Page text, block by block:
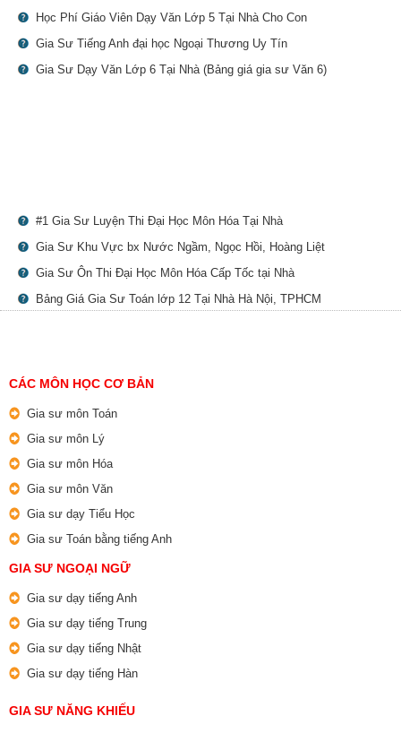
Học Phí Giáo Viên Dạy Văn Lớp 5 Tại Nhà Cho Con
Gia Sư Tiếng Anh đại học Ngoại Thương Uy Tín
Gia Sư Dạy Văn Lớp 6 Tại Nhà (Bảng giá gia sư Văn 6)
#1 Gia Sư Luyện Thi Đại Học Môn Hóa Tại Nhà
Gia Sư Khu Vực bx Nước Ngầm, Ngọc Hồi, Hoàng Liệt
Gia Sư Ôn Thi Đại Học Môn Hóa Cấp Tốc tại Nhà
Bảng Giá Gia Sư Toán lớp 12 Tại Nhà Hà Nội, TPHCM
CÁC MÔN HỌC CƠ BẢN
Gia sư môn Toán
Gia sư môn Lý
Gia sư môn Hóa
Gia sư môn Văn
Gia sư dạy Tiểu Học
Gia sư Toán bằng tiếng Anh
GIA SƯ NGOẠI NGỮ
Gia sư dạy tiếng Anh
Gia sư dạy tiếng Trung
Gia sư dạy tiếng Nhật
Gia sư dạy tiếng Hàn
GIA SƯ NĂNG KHIẾU